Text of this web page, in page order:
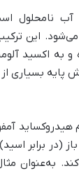
آب نامحلول
پایه بسیاری
هیدروکساید
(در برابر
به‌عنوان